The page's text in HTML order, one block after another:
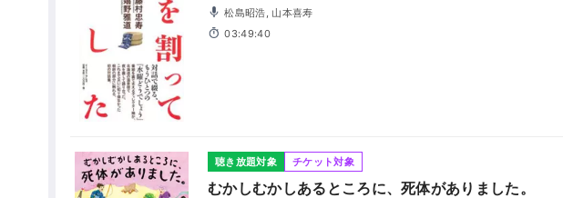
松島昭浩, 山本喜寿
03:49:40
聴き放題対象 チケット対象
むかしむかしあるところに、死体がありました。